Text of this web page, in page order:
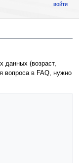
данных (возраст,
вопроса в FAQ, нужно
войти